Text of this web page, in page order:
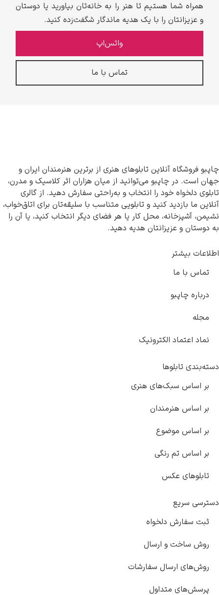
همراه شما هستیم تا هنر را به خانه‌تان بیاورید یا دوستان
و عزیزانتان را با یک هدیه ماندگار شگفت‌زده کنید.
واتس‌اپ
تماس با ما
چاپبو فروشگاه آنلاین تابلوهای هنری از برترین هنرمندان ایران و
جهان است. در چاپبو می‌توانید از میان هزاران اثر کلاسیک و مدرن،
تابلوی دلخواه خود را انتخاب و به‌راحتی سفارش دهید. از گالری
آنلاین ما بازدید کنید و تابلویی متناسب با سلیقه‌تان برای اتاق‌خواب،
نشیمن، آشپزخانه، محل کار یا هر فضای دیگر انتخاب کنید، یا آن را
به دوستان و عزیزانتان هدیه دهید.
اطلاعات بیشتر
تماس با ما
درباره چاپبو
مجله
نماد اعتماد الکترونیک
دسته‌بندی تابلوها
بر اساس سبک‌های هنری
بر اساس هنرمندان
بر اساس موضوع
بر اساس تم رنگی
تابلوهای عکس
دسترسی سریع
ثبت سفارش دلخواه
روش ساخت و ارسال
روش‌های ارسال سفارشات
پرسش‌های متداول